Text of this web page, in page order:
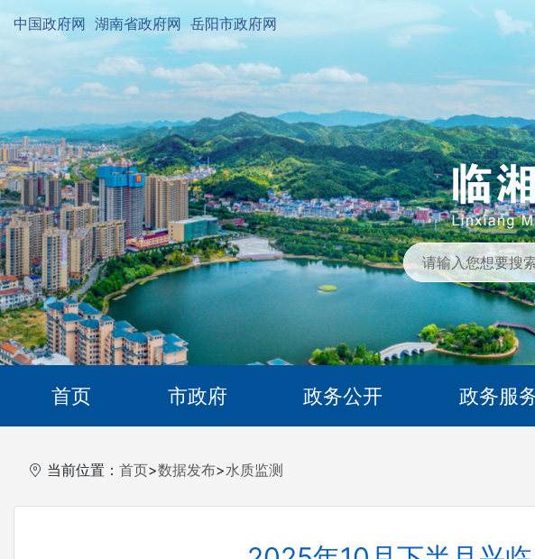
中国政府网 湖南省政府网 岳阳市政府网
首页 市政府 政务公开 政务服
当前位置： 首页>数据发布>水质监测